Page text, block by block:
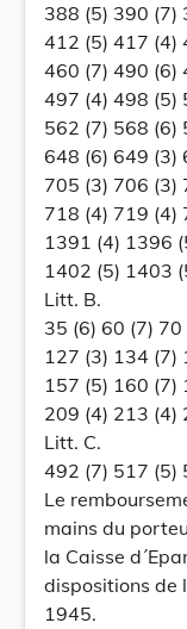
388 (5) 390 (7)
412 (5) 417 (4)
460 (7) 490 (6)
497 (4) 498 (5)
562 (7) 568 (6)
648 (6) 649 (3)
705 (3) 706 (3)
718 (4) 719 (4)
1391 (4) 1396
1402 (5) 1403
Litt. B.
35 (6) 60 (7)
127 (3) 134 (7)
157 (5) 160 (7)
209 (4) 213 (4)
Litt. C.
492 (7) 517 (5)
Le
mains du
la Caisse
dispositions de
1945.